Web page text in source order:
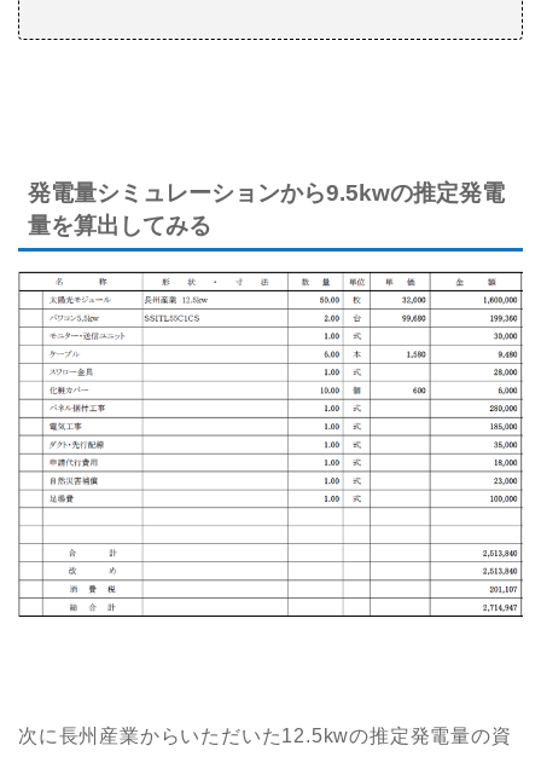
発電量シミュレーションから9.5kwの推定発電
量を算出してみる
次に長州産業からいただいた12.5kwの推定発電量の資